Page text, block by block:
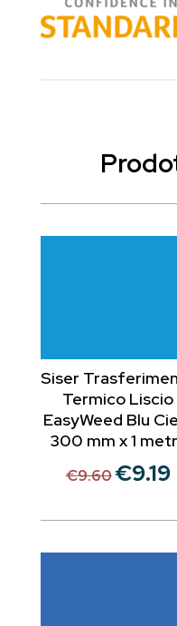
Siser
Termico Liscio
EasyWeed Blu
300 mm x 1
€9.60 Il
originale
€9.19Il